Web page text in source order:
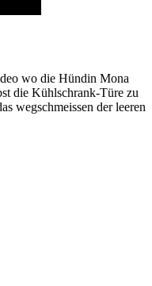
wo die Hündin Mona
die Kühlschrank-Türe zu
wegschmeissen der leeren